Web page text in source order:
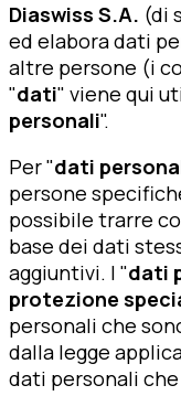
Diaswiss S.A. (di
ed elabora dati
altre persone (i
"dati" viene qui
personali".
Per "dati
persone
possibile trarre
base dei dati
aggiuntivi. I "dati
protezione
personali che
dalla legge
dati personali